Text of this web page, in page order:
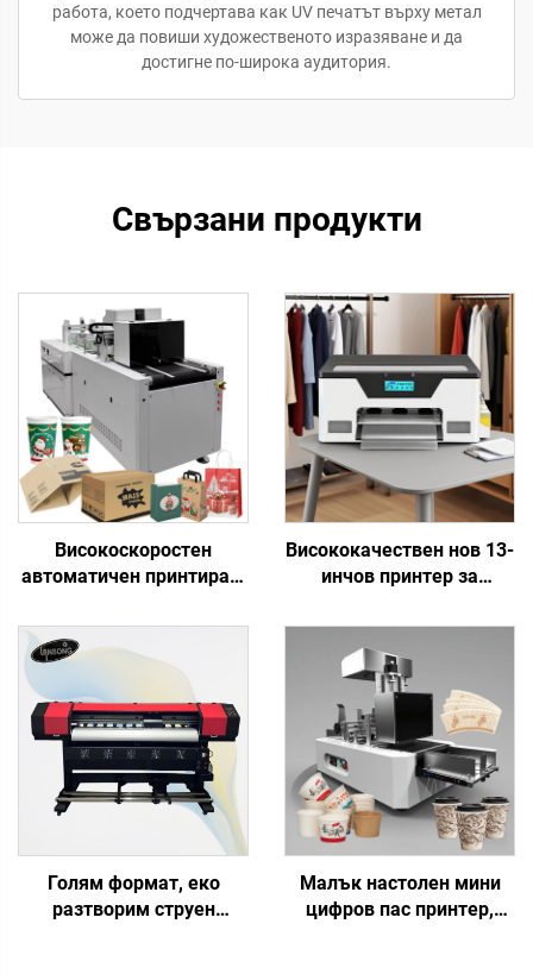
работа, което подчертава как UV печатът върху метал
може да повиши художественото изразяване и да
достигне по-широка аудитория.
Свързани продукти
Високоскоростен
автоматичен принтиращ
гофрирана хартия,
картон, кутии за пица,
тоалетна хартия, крафт
хартия
Висококачествен нов 13-
инчов принтер за
струйно отпечатване
XP600, автоматично
отпечатване върху
тениски, шапки, обувки,
дънки, чорапи
Голям формат, еко
разтворим струен
Малък настолен мини
цифров пас принтер,